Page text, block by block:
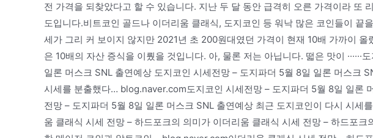
전 가격을 되찾았다고 할 수 있습니다. 지난 두 달 동안 급격히 오른 가격이라 또
도입니다.비트코인 골드나 이더리움 클래식, 도지코인 등 워낙 많은 코인들이 끝
세가 그리 커 보이지 않지만 2021년 초 200원대였던 가격이 현재 10배 가까이 올
은 10배의 자산 증식을 이뤘을 것입니다. 아, 물론 저는 아닙니다. 떫은 맛이 ······
일론 머스크 SNL 출연예상 도지코인 시세전망 – 도지파더 5월 8일 일론 머스크
시세를 분출했다… blog.naver.com도지코인 시세전망 – 도지파더 5월 8일 일론
전망 – 도지파더 5월 8일 일론 머스크 SNL 출연예상 최근 도지코인이 다시 시세
움 클래식 시세 전망 – 하드포크의 의미가 이더리움 클래식 시세 전망 – 하드포크